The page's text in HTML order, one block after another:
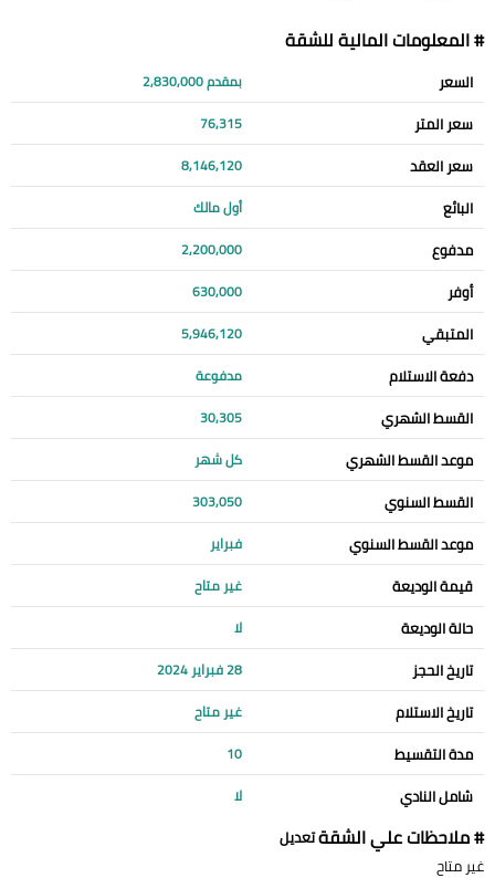
# المعلومات المالية للشقة
السعر بمقدم 2,830,000
سعر المتر 76,315
سعر العقد 8,146,120
البائع أول مالك
مدفوع 2,200,000
أوفر 630,000
المتبقي 5,946,120
دفعة الاستلام مدفوعة
القسط الشهري 30,305
موعد القسط الشهري كل شهر
القسط السنوي 303,050
موعد القسط السنوي فبراير
قيمة الوديعة غير متاح
حالة الوديعة لا
تاريخ الحجز 28 فبراير 2024
تاريخ الاستلام غير متاح
مدة التقسيط 10
شامل النادي لا
# ملاحظات علي الشقةتعديل
غير متاح